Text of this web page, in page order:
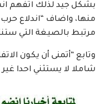
بشكل جيد لذلك اتفهم
منها، واضاف “اندلاع
مرتبط بالصيغة التي
وتابع “أتمنى أن يكون
شاملا لا يستثني احدا